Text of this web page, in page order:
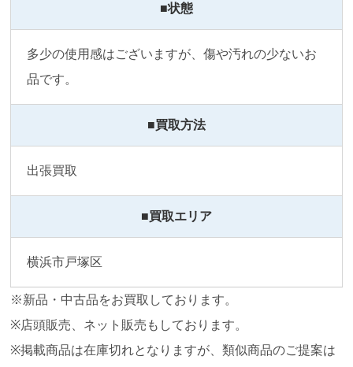
■状態
多少の使用感はございますが、傷や汚れの少ないお
品です。
■買取方法
出張買取
■買取エリア
横浜市戸塚区
※新品・中古品をお買取しております。
※店頭販売、ネット販売もしております。
※掲載商品は在庫切れとなりますが、類似商品のご提案は